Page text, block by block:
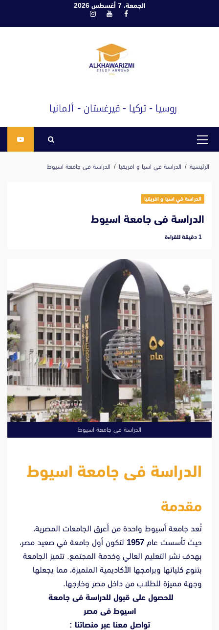
الجمعة، 7 أغسطس 2026
فيسبوكيوتيوبانستغرام
القائمة
الرئيسية الدراسة في اسيا و افريقيا الدراسة فى جامعة اسيوط
الدراسة في اسيا و افريقيا
الدراسة فى جامعة اسيوط
‫1 دقيقة للقراءة
الدراسة فى جامعة اسيوط
الدراسة فى جامعة اسيوط
مقدمة
تُعد جامعة أسيوط واحدة من أعرق الجامعات المصرية،
حيث تأسست عام 1957 لتكون أول جامعة في صعيد مصر،
بهدف نشر التعليم العالي وخدمة المجتمع. تتميز الجامعة
بتنوع كلياتها وبرامجها الأكاديمية المتميزة، مما يجعلها
وجهة مميزة للطلاب من داخل مصر وخارجها.
للحصول على قبول للدراسة فى جامعة
اسيوط فى مصر
تواصل معنا عبر منصاتنا :